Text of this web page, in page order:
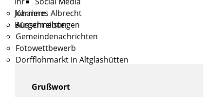
Karriere
Ausschreibungen
Gemeindenachrichten
Fotowettbewerb
Dorfflohmarkt in Altglashütten
Johannes Albrecht
Bürgermeister
Grußwort